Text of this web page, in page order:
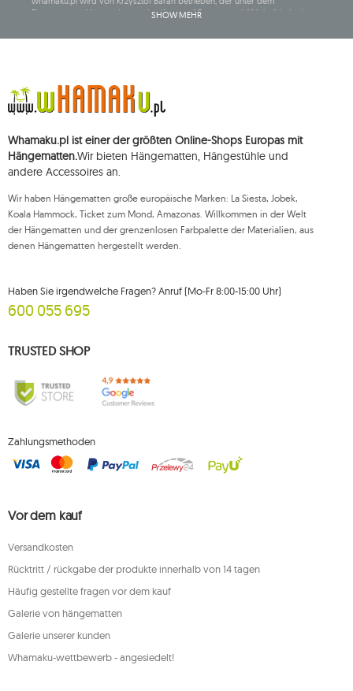
Firmennamen Mouton Interactive Krzysztof Baran geschäftlich tätig ist, in
verarbeitet und bis zu Ihrer Abmeldung gespeichert.
Sie haben das Recht, auf die Verarbeitung Ihrer personenbezogenen Daten
zuzugreifen, diese zu korrigieren, zu löschen, deren Verarbeitung zu
einer zuständigen Aufsichtsbehörde eine Beschwerde über die
Verarbeitung dieser Daten einzureichen und zu erheben Ihre Einwilligung
zur Verarbeitung Ihrer personenbezogenen Daten kann jederzeit
widerrufen werden, wobei ein solcher Widerruf die Rechtmäßigkeit der
genannten Rechte auszuüben, wenden Sie sich bitte per E-Mail oder per
Brief an die registrierte Adresse an die Kundendienstabteilung von Mouton
Interactive.
Weitere Informationen finden Sie unter:
SHOW MEHR
Whamaku.pl ist einer der größten Online-Shops Europas mit
Hängematten.Wir bieten Hängematten, Hängestühle und
andere Accessoires an.
Wir haben Hängematten große europäische Marken: La Siesta, Jobek,
Koala Hammock, Ticket zum Mond, Amazonas. Willkommen in der Welt
der Hängematten und der grenzenlosen Farbpalette der Materialien, aus
denen Hängematten hergestellt werden.
Haben Sie irgendwelche Fragen? Anruf (Mo-Fr 8:00-15:00 Uhr)
600 055 695
TRUSTED SHOP
Zahlungsmethoden
Vor dem kauf
Versandkosten
Rücktritt / rückgabe der produkte innerhalb von 14 tagen
Häufig gestellte fragen vor dem kauf
Galerie von hängematten
Galerie unserer kunden
Whamaku-wettbewerb - angesiedelt!